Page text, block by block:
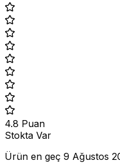
4.8 Puan
Stokta Var
Ürün en geç 9 Ağustos